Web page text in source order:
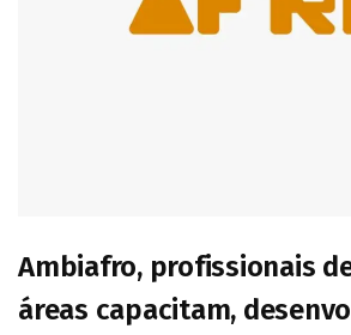
Ambiafro, profissionais
áreas capacitam,